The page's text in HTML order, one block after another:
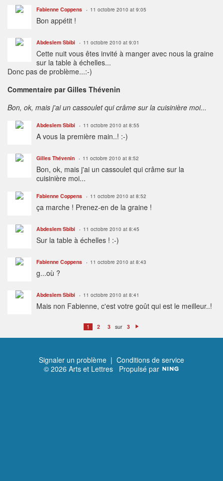
Fabienne Coppens 11 octobre 2010 at 9:05
Bon appétit !
Abdeslem Sbibi 11 octobre 2010 at 9:01
Cette nuit vous êtes invité à manger avec nous la graine
sur la table à échelles...
Donc pas de problème...:-)
Commentaire par Gilles Thévenin
Bon, ok, mais j'ai un cassoulet qui crâme sur la cuisinière moi...
Abdeslem Sbibi 11 octobre 2010 at 8:55
A vous la première main..! :-)
Gilles Thévenin 11 octobre 2010 at 8:52
Bon, ok, mais j'ai un cassoulet qui crâme sur la
cuisinière moi...
Fabienne Coppens 11 octobre 2010 at 8:52
ça marche ! Prenez-en de la graine !
Abdeslem Sbibi 11 octobre 2010 at 8:45
Sur la table à échelles ! :-)
Fabienne Coppens 11 octobre 2010 at 8:43
g...où ?
Abdeslem Sbibi 11 octobre 2010 at 8:41
Mais non Fabienne, c'est votre goût qui est le meilleur..!
1 2 3 sur 3
ui
t
Signaler un problème | Conditions de service
© 2026 Arts et Lettres Propulsé par